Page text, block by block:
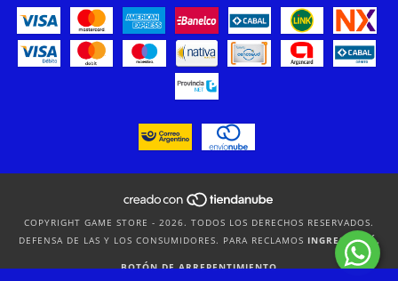
COPYRIGHT GAME STORE - 2026. TODOS LOS DERECHOS RESERVADOS.
DEFENSA DE LAS Y LOS CONSUMIDORES. PARA RECLAMOS INGRESÁ ACÁ.
BOTÓN DE ARREPENTIMIENTO